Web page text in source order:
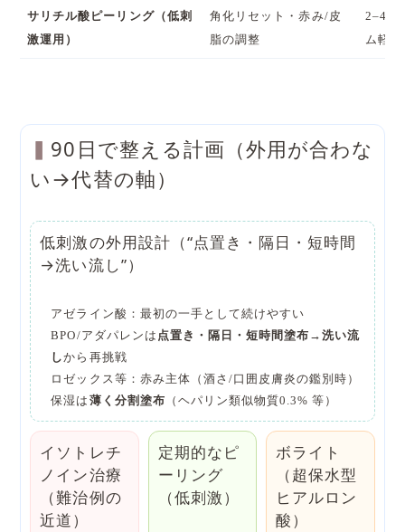
サリチル酸ピーリング（低刺
激運用）
角化リセット・赤み/皮
脂の調整
2–4週
ム軽微
90日で整える計画（外用が合わな
い→代替の軸）
低刺激の外用設計（“点置き・隔日・短時間
→洗い流し”）
アゼライン酸 ：最初の一手として続けやすい
BPO/アダパレンは 点置き・隔日・短時間塗布→洗い流
しから再挑戦
ロゼックス等：赤み主体（酒さ/口囲皮膚炎の鑑別時）
保湿は 薄く分割塗布 （ ヘパリン類似物質0.3% 等）
イソトレチ
ノイン治療
（難治例の
近道）
定期的なピ
ーリング
（低刺激）
ボライト
（超保水型
ヒアルロン
酸）